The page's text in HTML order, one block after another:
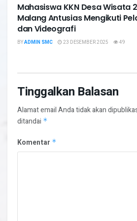
Mahasiswa KKN Desa Wisata
Malang Antusias Mengikuti
dan Videografi
BYADMIN SMC 23 DESEMBER 2025 49
Tinggalkan Balasan
Alamat email Anda tidak akan
ditandai *
Komentar *